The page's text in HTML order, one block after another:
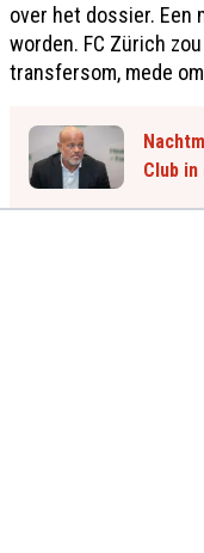
over het dossier. Een
worden. FC Zürich
transfersom, mede
Club